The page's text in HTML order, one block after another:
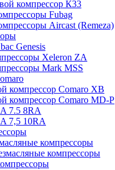
компрессор К33
Fubag
Aircast (Remeza)
Genesis
Xeleron ZA
Mark MSS
компрессор Comaro XB
компрессор Comaro MD-P
7.5 8RA
7,5 10RA
компрессоры
компрессоры